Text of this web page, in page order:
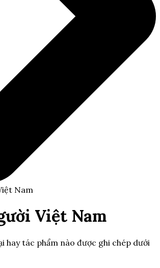
Nam
Việt Nam
hay tác phẩm nào được ghi chép dưới